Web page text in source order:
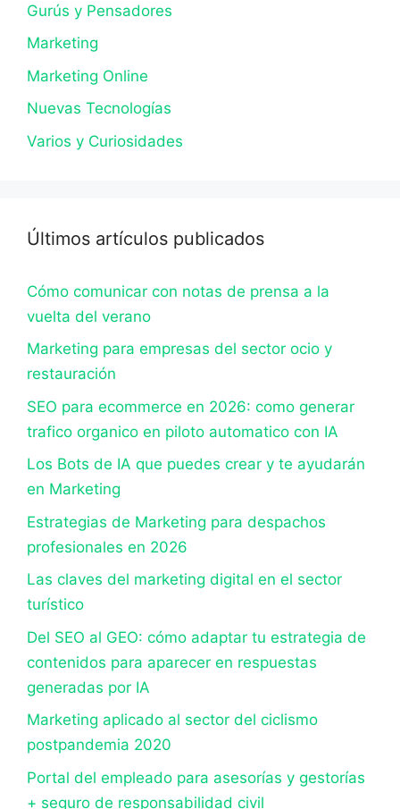
Gurús y Pensadores
Marketing
Marketing Online
Nuevas Tecnologías
Varios y Curiosidades
Últimos artículos publicados
Cómo comunicar con notas de prensa a la
vuelta del verano
Marketing para empresas del sector ocio y
restauración
SEO para ecommerce en 2026: como generar
trafico organico en piloto automatico con IA
Los Bots de IA que puedes crear y te ayudarán
en Marketing
Estrategias de Marketing para despachos
profesionales en 2026
Las claves del marketing digital en el sector
turístico
Del SEO al GEO: cómo adaptar tu estrategia de
contenidos para aparecer en respuestas
generadas por IA
Marketing aplicado al sector del ciclismo
postpandemia 2020
Portal del empleado para asesorías y gestorías
+ seguro de responsabilidad civil